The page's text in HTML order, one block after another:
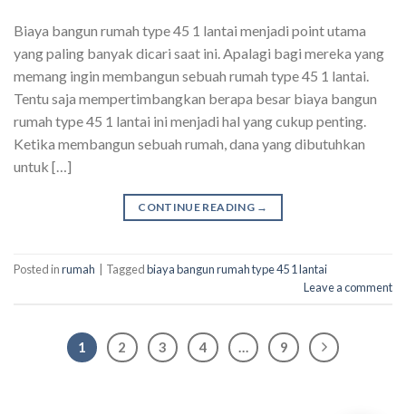
Biaya bangun rumah type 45 1 lantai menjadi point utama
yang paling banyak dicari saat ini. Apalagi bagi mereka yang
memang ingin membangun sebuah rumah type 45 1 lantai.
Tentu saja mempertimbangkan berapa besar biaya bangun
rumah type 45 1 lantai ini menjadi hal yang cukup penting.
Ketika membangun sebuah rumah, dana yang dibutuhkan
untuk […]
CONTINUE READING →
Posted inrumah Taggedbiaya bangun rumah type 45 1 lantai
Leave a comment
1 2 3 4 9